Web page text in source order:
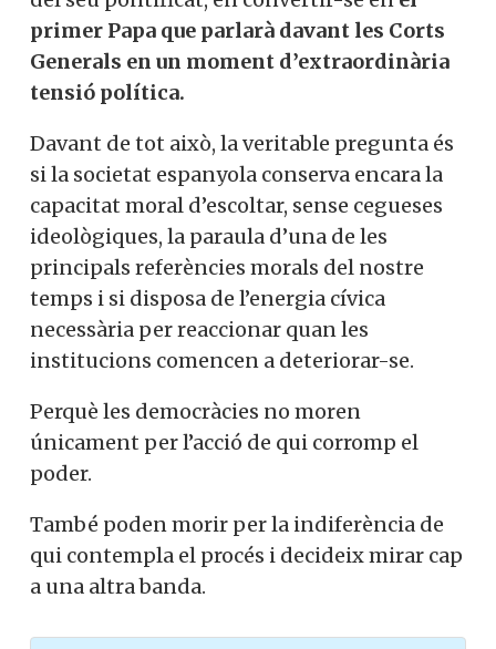
primer Papa que parlarà davant les Corts
Generals en un moment d’extraordinària
tensió política.
Davant de tot això, la veritable pregunta és
si la societat espanyola conserva encara la
capacitat moral d’escoltar, sense cegueses
ideològiques, la paraula d’una de les
principals referències morals del nostre
temps i si disposa de l’energia cívica
necessària per reaccionar quan les
institucions comencen a deteriorar-se.
Perquè les democràcies no moren
únicament per l’acció de qui corromp el
poder.
També poden morir per la indiferència de
qui contempla el procés i decideix mirar cap
a una altra banda.